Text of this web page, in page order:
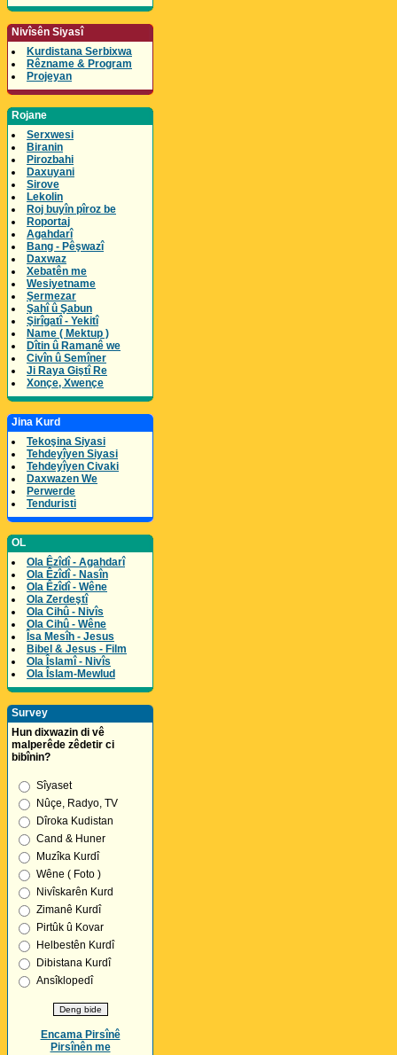
Nivîsên Siyasî
Kurdistana Serbixwa
Rêzname & Program
Projeyan
Rojane
Serxwesi
Biranin
Pirozbahi
Daxuyani
Sirove
Lekolin
Roj buyîn pîroz be
Roportaj
Agahdarî
Bang - Pêşwazî
Daxwaz
Xebatên me
Wesiyetname
Şermezar
Şahî û Şabun
Şirîgatî - Yekitî
Name ( Mektup )
Dîtin û Ramanê we
Civîn û Semîner
Ji Raya Giştî Re
Xonçe, Xwençe
Jina Kurd
Tekoşina Siyasi
Tehdeyîyen Siyasi
Tehdeyîyen Civaki
Daxwazen We
Perwerde
Tenduristi
OL
Ola Êzîdî - Agahdarî
Ola Êzîdî - Nasîn
Ola Êzîdî - Wêne
Ola Zerdeştî
Ola Cihû - Nivîs
Ola Cihû - Wêne
Îsa Mesîh - Jesus
Bibel & Jesus - Film
Ola Îslamî - Nivîs
Ola Îslam-Mewlud
Survey
Hun dixwazin di vê
malperêde zêdetir ci
bibînin?
Sîyaset
Nûçe, Radyo, TV
Dîroka Kudistan
Cand & Huner
Muzîka Kurdî
Wêne ( Foto )
Nivîskarên Kurd
Zimanê Kurdî
Pirtûk û Kovar
Helbestên Kurdî
Dibistana Kurdî
Ansîklopedî
Encama Pirsînê
Pirsînên me